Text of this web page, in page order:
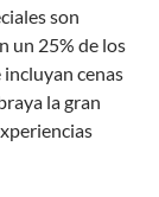
son
un 25% de los
cenas
la gran